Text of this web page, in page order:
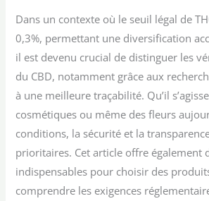
Dans un contexte où le seuil légal de
0,3%, permettant une diversification
il est devenu crucial de distinguer les
du CBD, notamment grâce aux
à une meilleure traçabilité. Qu’il
cosmétiques ou même des fleurs
conditions, la sécurité et la
prioritaires. Cet article offre également
indispensables pour choisir des
comprendre les exigences